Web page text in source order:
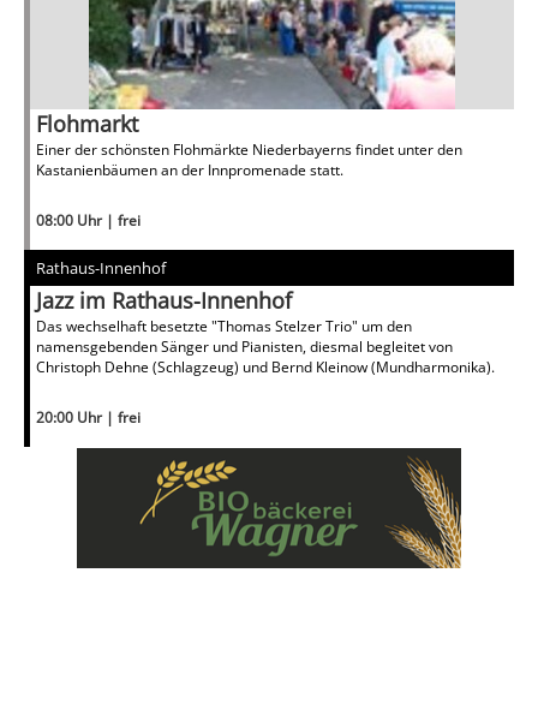
Flohmarkt
Einer der schönsten Flohmärkte Niederbayerns findet unter den
Kastanienbäumen an der Innpromenade statt.
08:00 Uhr | frei
Rathaus-Innenhof
Jazz im Rathaus-Innenhof
Das wechselhaft besetzte "Thomas Stelzer Trio" um den
namensgebenden Sänger und Pianisten, diesmal begleitet von
Christoph Dehne (Schlagzeug) und Bernd Kleinow (Mundharmonika).
20:00 Uhr | frei